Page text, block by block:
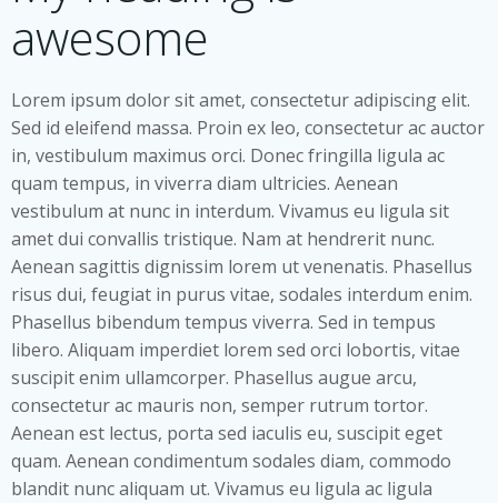
awesome
Lorem ipsum dolor sit amet, consectetur adipiscing elit.
Sed id eleifend massa. Proin ex leo, consectetur ac auctor
in, vestibulum maximus orci. Donec fringilla ligula ac
quam tempus, in viverra diam ultricies. Aenean
vestibulum at nunc in interdum. Vivamus eu ligula sit
amet dui convallis tristique. Nam at hendrerit nunc.
Aenean sagittis dignissim lorem ut venenatis. Phasellus
risus dui, feugiat in purus vitae, sodales interdum enim.
Phasellus bibendum tempus viverra. Sed in tempus
libero. Aliquam imperdiet lorem sed orci lobortis, vitae
suscipit enim ullamcorper. Phasellus augue arcu,
consectetur ac mauris non, semper rutrum tortor.
Aenean est lectus, porta sed iaculis eu, suscipit eget
quam. Aenean condimentum sodales diam, commodo
blandit nunc aliquam ut. Vivamus eu ligula ac ligula